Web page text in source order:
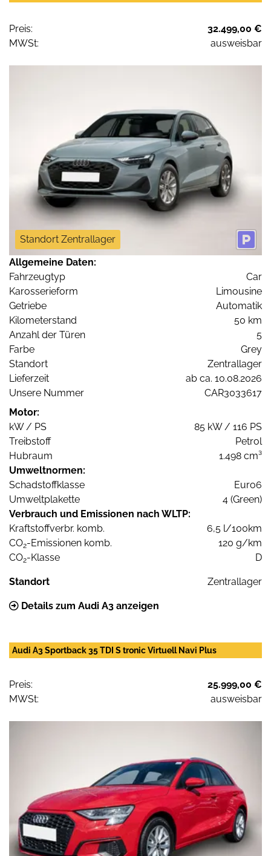
Preis:
32.499,00 €
MWSt:
ausweisbar
Standort Zentrallager
Allgemeine Daten:
Fahrzeugtyp
Car
Karosserieform
Limousine
Getriebe
Automatik
Kilometerstand
50 km
Anzahl der Türen
5
Farbe
Grey
Standort
Zentrallager
Lieferzeit
ab ca. 10.08.2026
Unsere Nummer
CAR3033617
Motor:
kW / PS
85 kW / 116 PS
Treibstoff
Petrol
Hubraum
1.498 cm³
Umweltnormen:
Schadstoffklasse
Euro6
Umweltplakette
4 (Green)
Verbrauch und Emissionen nach WLTP:
Kraftstoffverbr. komb.
6,5 l/100km
CO2-Emissionen komb.
120 g/km
CO2-Klasse D
Standort Zentrallager
Details zum Audi A3 anzeigen
Audi A3 Sportback 35 TDI S tronic Virtuell Navi Plus
Preis:
25.999,00 €
MWSt:
ausweisbar